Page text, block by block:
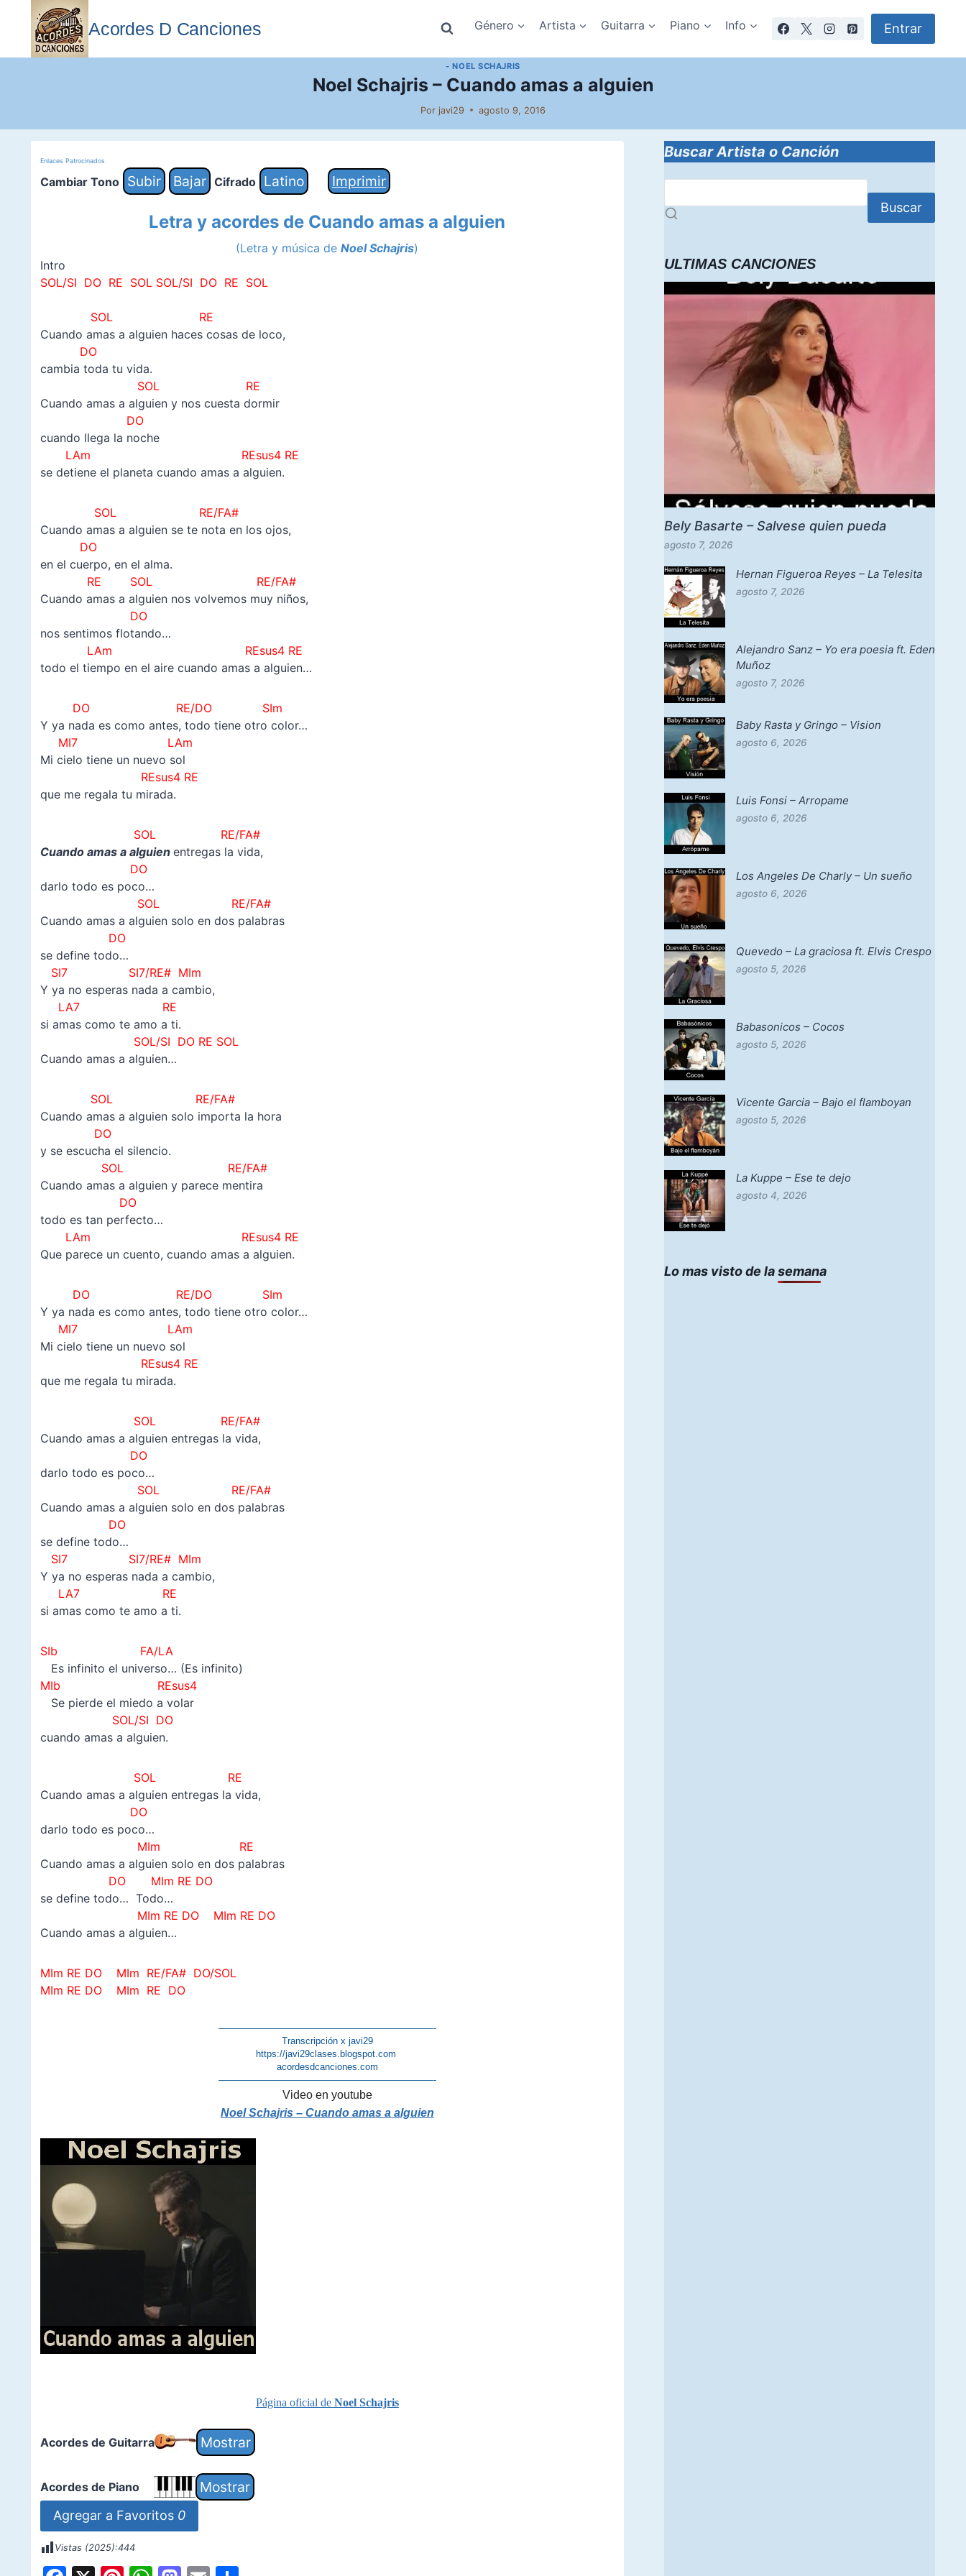
contenido
Acordes D Canciones Género Artista Guitarra Piano Info Entrar
- NOEL SCHAJRIS
Noel Schajris – Cuando amas a alguien
Por javi29 agosto 9, 2016
Enlaces Patrocinados
Cambiar Tono Subir Bajar Cifrado Latino Imprimir
Letra y acordes de Cuando amas a alguien
(Letra y música deNoel Schajris)
Intro
SOL/SI DO RE SOL SOL/SI DO RE SOL
SOL RE
Cuando amas a alguien haces cosas de loco,
DO
cambia toda tu vida.
SOL RE
Cuando amas a alguien y nos cuesta dormir
DO
cuando llega la noche
LAm REsus4 RE
se detiene el planeta cuando amas a alguien.
SOL RE/FA#
Cuando amas a alguien se te nota en los ojos,
DO
en el cuerpo, en el alma.
RE SOL RE/FA#
Cuando amas a alguien nos volvemos muy niños,
DO
nos sentimos flotando…
LAm REsus4 RE
todo el tiempo en el aire cuando amas a alguien…
DO RE/DO SIm
Y ya nada es como antes, todo tiene otro color…
MI7 LAm
Mi cielo tiene un nuevo sol
REsus4 RE
que me regala tu mirada.
SOL RE/FA#
Cuando amas a alguien entregas la vida,
DO
darlo todo es poco…
SOL RE/FA#
Cuando amas a alguien solo en dos palabras
DO
se define todo…
SI7 SI7/RE# MIm
Y ya no esperas nada a cambio,
LA7RE
si amas como te amo a ti.
SOL/SI DO RE SOL
Cuando amas a alguien…
SOL RE/FA#
Cuando amas a alguien solo importa la hora
DO
y se escucha el silencio.
SOL RE/FA#
Cuando amas a alguien y parece mentira
DO
todo es tan perfecto…
LAm
REsus4 RE
Que parece un cuento, cuando amas a alguien.
DO RE/DO SIm
Y ya nada es como antes, todo tiene otro color…
MI7 LAm
Mi cielo tiene un nuevo sol
REsus4 RE
que me regala tu mirada.
SOL RE/FA#
Cuando amas a alguien entregas la vida,
DO
darlo todo es poco…
SOL RE/FA#
Cuando amas a alguien solo en dos palabras
DO
se define todo…
SI7 SI7/RE# MIm
Y ya no esperas nada a cambio,
LA7RE
si amas como te amo a ti.
SIb FA/LA
Es infinito el universo… (Es infinito)
MIb REsus4
Se pierde el miedo a volar
SOL/SI DO
cuando amas a alguien.
SOL RE
Cuando amas a alguien entregas la vida,
DO
darlo todo es poco…
MIm RE
Cuando amas a alguien solo en dos palabras
DO
MIm RE DO
se define todo… Todo…
MIm RE DO MIm RE DO
Cuando amas a alguien…
MIm RE DO MIm RE/FA# DO/SOL
MIm RE DO MIm RE DO
———————————————————————-
Transcripción x javi29
https://javi29clases.blogspot.com
acordesdcanciones.com
———————————————————————-
Video en youtube
Noel Schajris – Cuando amas a alguien
Página oficial de Noel Schajris
Acordes de Guitarra
Acordes de Piano
Agregar a Favoritos 0
Vistas (2025):444
Buscar Artista o Canción
Buscar
ULTIMAS CANCIONES
Bely Basarte – Salvese quien pueda
agosto 7, 2026
Hernan Figueroa Reyes – La Telesita
agosto 7, 2026
Alejandro Sanz – Yo era poesia ft. Eden
Muñoz
agosto 7, 2026
Baby Rasta y Gringo – Vision
agosto 6, 2026
Luis Fonsi – Arropame
agosto 6, 2026
Los Angeles De Charly – Un sueño
agosto 6, 2026
Quevedo – La graciosa ft. Elvis Crespo
agosto 5, 2026
Babasonicos – Cocos
agosto 5, 2026
Vicente Garcia – Bajo el flamboyan
agosto 5, 2026
La Kuppe – Ese te dejo
agosto 4, 2026
Lo mas visto de la semana